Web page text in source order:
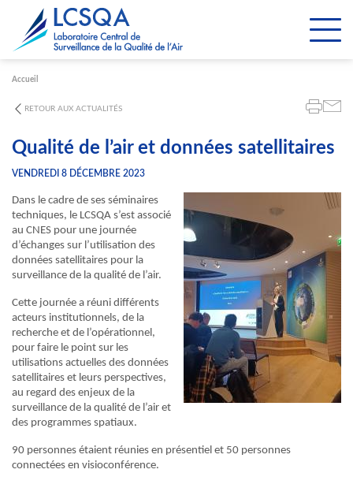
Accueil
RETOUR AUX ACTUALITÉS
Qualité de l’air et données satellitaires
VENDREDI 8 DÉCEMBRE 2023
Dans le cadre de ses séminaires
techniques, le LCSQA s’est associé
au CNES pour une journée
d’échanges sur l’utilisation des
données satellitaires pour la
surveillance de la qualité de l’air.
Cette journée a réuni différents
acteurs institutionnels, de la
recherche et de l’opérationnel,
pour faire le point sur les
utilisations actuelles des données
satellitaires et leurs perspectives,
au regard des enjeux de la
surveillance de la qualité de l’air et
des programmes spatiaux.
90 personnes étaient réunies en présentiel et 50 personnes
connectées en visioconférence.
Paramétrer les cookies